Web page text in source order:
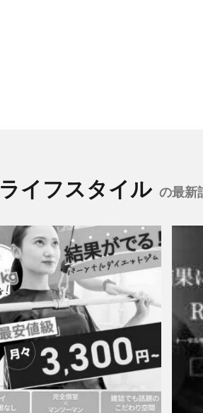
ライフスタイル の最新